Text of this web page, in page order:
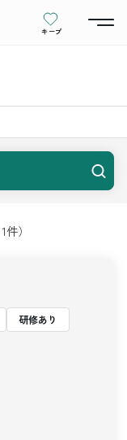
キープ
1件）
研修あり